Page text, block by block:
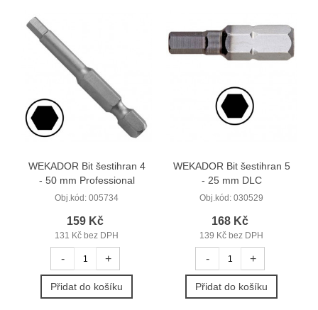
WEKADOR Bit šestihran 4
- 50 mm Professional
Obj.kód: 005734
159 Kč
131 Kč bez DPH
- +
Přidat do košíku
WEKADOR Bit šestihran 5
- 25 mm DLC
Obj.kód: 030529
168 Kč
139 Kč bez DPH
- +
Přidat do košíku